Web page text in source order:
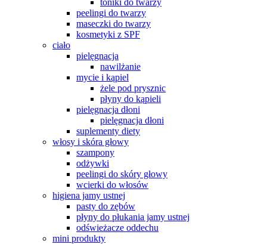
toniki do twarzy
peelingi do twarzy
maseczki do twarzy
kosmetyki z SPF
ciało
pielęgnacja
nawilżanie
mycie i kąpiel
żele pod prysznic
płyny do kąpieli
pielęgnacja dłoni
pielęgnacja dłoni
suplementy diety
włosy i skóra głowy
szampony
odżywki
peelingi do skóry głowy
wcierki do włosów
higiena jamy ustnej
pasty do zębów
płyny do płukania jamy ustnej
odświeżacze oddechu
mini produkty